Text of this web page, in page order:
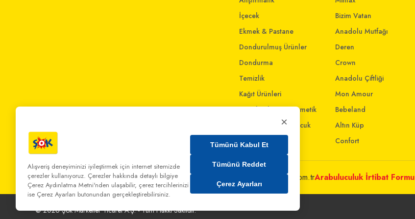
İçecek
Ekmek & Pastane
Dondurulmuş Ürünler
Dondurma
Temizlik
Kağıt Ürünleri
Kişisel Bakım & Kozmetik
Anne - Bebek & Çocuk
Oyuncak
Bizim Vatan
Anadolu Mutfağı
Deren
Crown
Anadolu Çiftliği
Mon Amour
Bebeland
Altın Küp
Confort
Bizi Arayın:0 850 808 00 00Bize Yazın: musterihizmetleri@mim.sokmarket.com.trArabuluculuk İrtibat Formu
©2026Şok Marketler Ticaret A.Ş. - Tüm Hakkı Saklıdır.
×
Alışveriş deneyiminizi iyileştirmek için internet sitemizde
çerezler kullanıyoruz. Çerezler hakkında detaylı bilgiye
Çerez Aydınlatma Metni'nden ulaşabilir, çerez tercihlerinizi
ise Çerez Ayarları butonundan gerçekleştirebilirsiniz.
Tümünü Kabul Et
Tümünü Reddet
Çerez Ayarları